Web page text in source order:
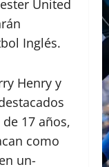
United
Inglés.
Henry y
17 años,
como
un-